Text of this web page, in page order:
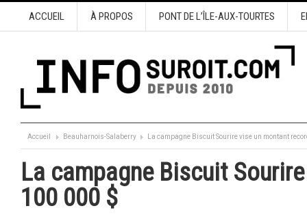
ACCUEIL À PROPOS PONT DE L’ÎLE-AUX-TOURTES
Accueil Beauharnois-Salaberry La campagne Biscuit Sourire vise un montant
La campagne Biscuit
100 000 $